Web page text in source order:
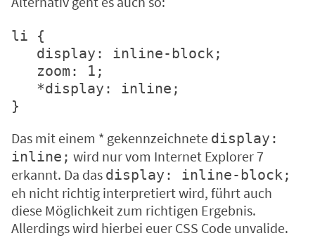
li {
   display: inline-block;
   zoom: 1;
   *display: inline;
}
Das mit einem * gekennzeichnete display:
inline; wird nur vom Internet Explorer 7
erkannt. Da das display: inline-block;
eh nicht richtig interpretiert wird, führt auch
diese Möglichkeit zum richtigen Ergebnis.
Allerdings wird hierbei euer CSS Code unvalide.